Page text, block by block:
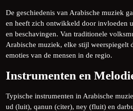
De geschiedenis van Arabische muziek
en heeft zich ontwikkeld door invloeden
en beschavingen. Van traditionele
Arabische muziek, elke stijl weerspiegelt
emoties van de mensen in de regio.
Instrumenten en
Typische instrumenten in Arabische
ud (luit), qanun (citer), ney (fluit) en